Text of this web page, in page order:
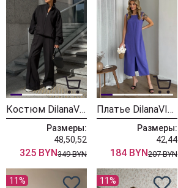
Костюм DilanaVIP 2118 черный
Размеры:
48,50,52
325 BYN349 BYN
Платье DilanaVIP 2145 сиреневый
Размеры:
42,44
184 BYN207 BYN
11% 11%